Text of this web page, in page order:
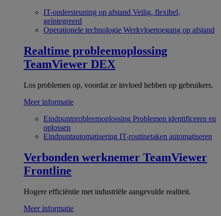
IT-ondersteuning op afstand Veilig, flexibel,
geïntegreerd
Operationele technologie Werkvloertoegang op afstand
Realtime probleemoplossing
TeamViewer DEX
Los problemen op, voordat ze invloed hebben op gebruikers.
Meer informatie
Eindpuntprobleemoplossing Problemen identificeren en
oplossen
Eindpuntautomatisering IT-routinetaken automatiseren
Verbonden werknemer TeamViewer
Frontline
Hogere efficiëntie met industriële aangevulde realiteit.
Meer informatie